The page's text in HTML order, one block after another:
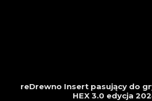
reDrewno Insert pasujący do
HEX 3.0 edycja